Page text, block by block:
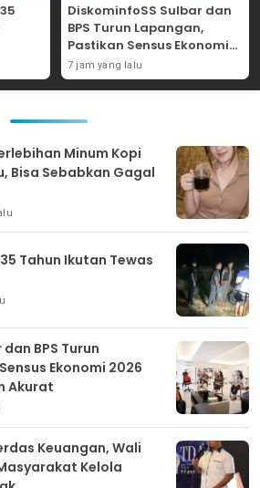
DiskominfoSS Sulbar dan
BPS Turun Lapangan,
Pastikan Sensus Ekonomi
2026 Berjalan Nyaman dan
Akurat
7 jam yang lalu
Minum Kopi
Bisa Sebabkan Gagal
Tahun Ikutan Tewas
BPS Turun
Ekonomi 2026
Akurat
Keuangan, Wali
Kelola